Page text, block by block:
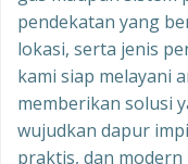
pendekatan yang
lokasi, serta jenis
kami siap melayani
memberikan solusi
wujudkan dapur
praktis, dan modern